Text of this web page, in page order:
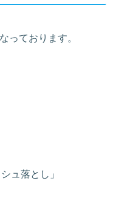
っております。
ュ落とし」